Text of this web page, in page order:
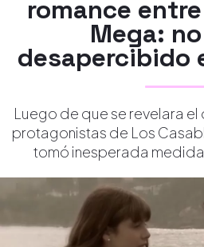
romance
Mega:
desapercibido
Luego de que se revelara
protagonistas de Los
tomó inesperada